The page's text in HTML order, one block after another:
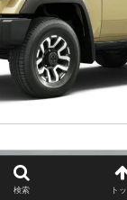
検索 ト